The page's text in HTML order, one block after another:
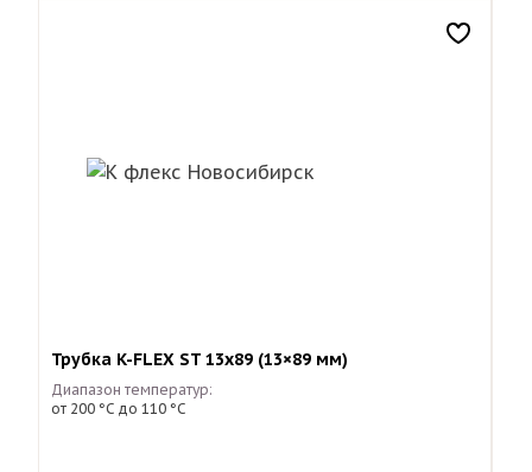
Трубка K-FLEX ST 13х89 (13×89 мм)
Диапазон температур:
от 200 °С до 110 °С